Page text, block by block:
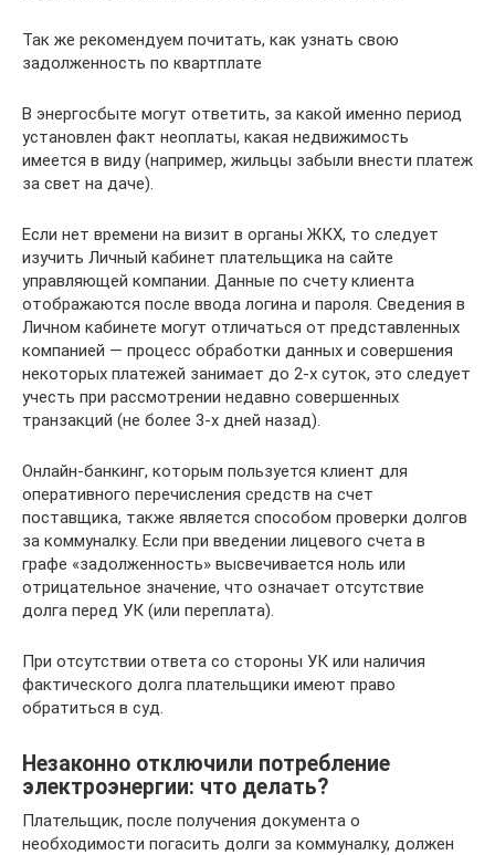
Так же рекомендуем почитать, как узнать свою
задолженность по квартплате
В энергосбыте могут ответить, за какой именно период
установлен факт неоплаты, какая недвижимость
имеется в виду (например, жильцы забыли внести платеж
за свет на даче).
Если нет времени на визит в органы ЖКХ, то следует
изучить Личный кабинет плательщика на сайте
управляющей компании. Данные по счету клиента
отображаются после ввода логина и пароля. Сведения в
Личном кабинете могут отличаться от представленных
компанией — процесс обработки данных и совершения
некоторых платежей занимает до 2-х суток, это следует
учесть при рассмотрении недавно совершенных
транзакций (не более 3-х дней назад).
Онлайн-банкинг, которым пользуется клиент для
оперативного перечисления средств на счет
поставщика, также является способом проверки долгов
за коммуналку. Если при введении лицевого счета в
графе «задолженность» высвечивается ноль или
отрицательное значение, что означает отсутствие
долга перед УК (или переплата).
При отсутствии ответа со стороны УК или наличия
фактического долга плательщики имеют право
обратиться в суд.
Незаконно отключили потребление
электроэнергии: что делать?
Плательщик, после получения документа о
необходимости погасить долги за коммуналку, должен